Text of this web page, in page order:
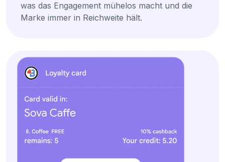
was das Engagement mühelos macht und die
Marke immer in Reichweite hält.